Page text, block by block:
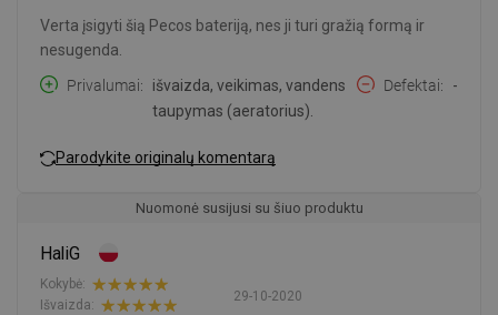
Verta įsigyti šią Pecos bateriją, nes ji turi gražią formą ir
nesugenda.
Privalumai
išvaizda, veikimas, vandens
taupymas (aeratorius).
Defektai -
Parodykite originalų komentarą
Nuomonė susijusi su šiuo produktu
HaliG
29-10-2020
Kokybė:
Išvaizda: